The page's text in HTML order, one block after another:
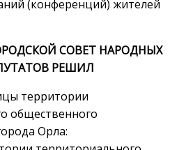
(конференций) жителей
СОВЕТ НАРОДНЫХ
РЕШИЛ
территории
общественного
Орла: